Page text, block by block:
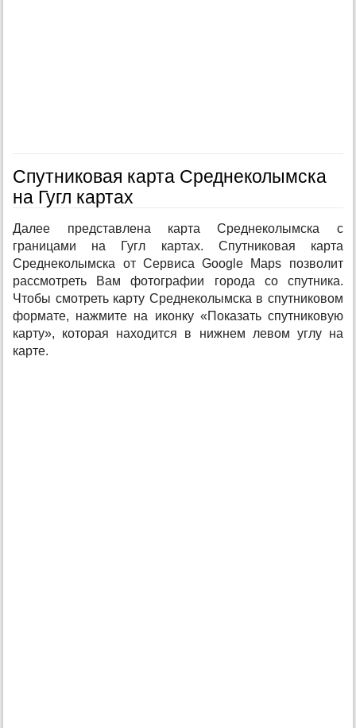
Спутниковая карта Среднеколымска
на Гугл картах
Далее представлена карта Среднеколымска с
границами на Гугл картах. Спутниковая карта
Среднеколымска от Сервиса Google Maps позволит
рассмотреть Вам фотографии города со спутника.
Чтобы смотреть карту Среднеколымска в спутниковом
формате, нажмите на иконку «Показать спутниковую
карту», которая находится в нижнем левом углу на
карте.